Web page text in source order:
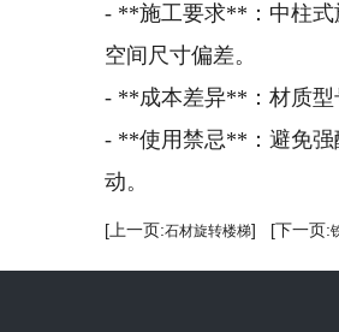
- **施工要求**：中柱式
空间尺寸偏差。
- **成本差异**：材质型
- **使用禁忌**：避免强
动。
[上一页:石材旋转楼梯] [下一页: